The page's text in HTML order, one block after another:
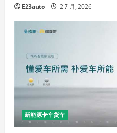
E23auto 2 7 月, 2026
新能源卡车货车